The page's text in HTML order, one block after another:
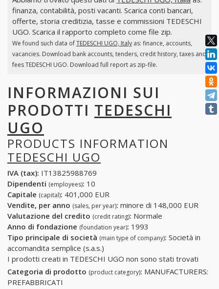
finanza, contabilità, posti vacanti. Scarica conti bancari,
offerte, storia creditizia, tasse e commissioni TEDESCHI
UGO. Scarica il rapporto completo come file zip.
We found such data ofTEDESCHI UGO, Italyas: finance, accounts,
vacancies. Download bank accounts, tenders, credit history, taxes and
fees TEDESCHI UGO. Download full report as zip-file.
INFORMAZIONI SUI
PRODOTTI TEDESCHI
UGO
PRODUCTS INFORMATION
TEDESCHI UGO
IVA (tax): IT13825988769
Dipendenti (employees): 10
Capitale (capital): 401,000 EUR
Vendite, per anno (sales, per year): minore di 148,000 EUR
Valutazione del credito (credit rating): Normale
Anno di fondazione (foundation year): 1993
Tipo principale di società (main type of company): Società in
accomandita semplice (s.a.s.)
I prodotti creati in TEDESCHI UGO non sono stati trovati
Categoria di prodotto (product category): MANUFACTURERS:
PREFABBRICATI